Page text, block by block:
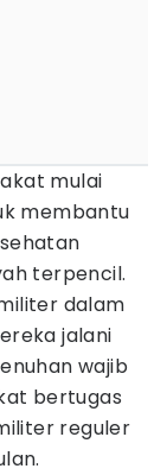
mulai
membantu
terpencil.
dalam
jalani
wajib
bertugas
reguler